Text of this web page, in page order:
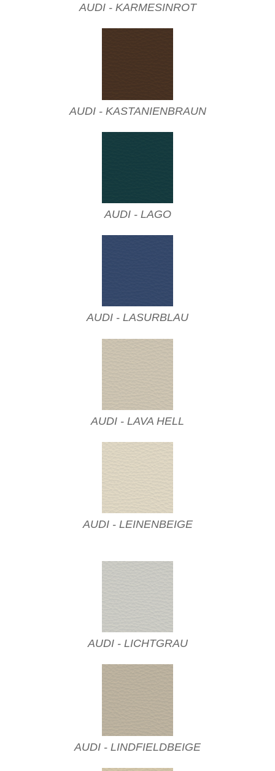
AUDI - KARMESINROT
AUDI - KASTANIENBRAUN
AUDI - LAGO
AUDI - LASURBLAU
AUDI - LAVA HELL
AUDI - LEINENBEIGE
AUDI - LICHTGRAU
AUDI - LINDFIELDBEIGE